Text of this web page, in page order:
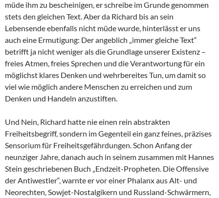
müde ihm zu bescheinigen, er schreibe im Grunde genommen
stets den gleichen Text. Aber da Richard bis an sein
Lebensende ebenfalls nicht müde wurde, hinterlässt er uns
auch eine Ermutigung: Der angeblich „immer gleiche Text“
betrifft ja nicht weniger als die Grundlage unserer Existenz –
freies Atmen, freies Sprechen und die Verantwortung für ein
möglichst klares Denken und wehrbereites Tun, um damit so
viel wie möglich andere Menschen zu erreichen und zum
Denken und Handeln anzustiften.
Und Nein, Richard hatte nie einen rein abstrakten
Freiheitsbegriff, sondern im Gegenteil ein ganz feines, präzises
Sensorium für Freiheitsgefährdungen. Schon Anfang der
neunziger Jahre, danach auch in seinem zusammen mit Hannes
Stein geschriebenen Buch „Endzeit-Propheten. Die Offensive
der Antiwestler“, warnte er vor einer Phalanx aus Alt- und
Neorechten, Sowjet-Nostalgikern und Russland-Schwärmern,